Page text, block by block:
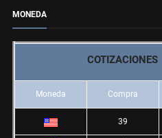
MONEDA
COTIZACIONES
Moneda Compra
39